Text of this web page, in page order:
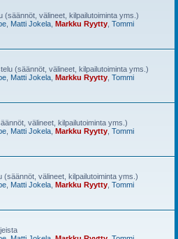
(säännöt, välineet, kilpailutoiminta yms.)
Matti Jokela Markku Ryytty Tommi
(säännöt, välineet, kilpailutoiminta yms.)
Matti Jokela Markku Ryytty Tommi
välineet, kilpailutoiminta yms.)
Matti Jokela Markku Ryytty Tommi
(säännöt, välineet, kilpailutoiminta yms.)
Matti Jokela Markku Ryytty Tommi